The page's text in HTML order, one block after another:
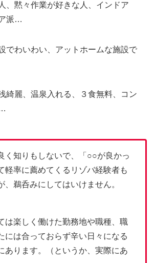
、黙々作業が好きな人、インドア
派…
でわいわい、アットホームな施設で
綺麗、温泉入れる、３食無料、コン
く知りもしないで、「○○が良かっ
軽率に薦めてくるリゾバ経験者も
、鵜呑みにしてはいけません。
は楽しく働けた勤務地や職種、職
には合っておらず辛い日々になる
あります。（というか、実際にあ